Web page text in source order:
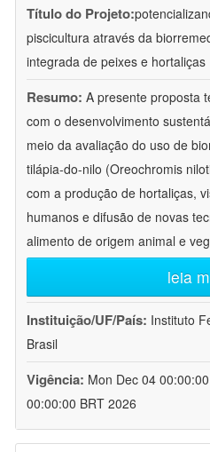
Título do Projeto:
piscicultura através da
integrada de peixes e hortaliças
Resumo: A presente proposta
com o desenvolvimento
meio da avaliação do uso de
tilápia-do-nilo (Oreochromis
com a produção de hortaliças,
humanos e difusão de novas
alimento de origem animal e
leia
Instituição/UF/País: Instituto
Brasil
Vigência: Mon Dec 04
00:00:00 BRT 2026